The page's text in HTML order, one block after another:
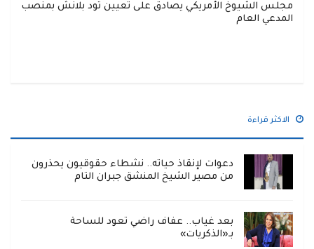
مجلس الشيوخ الأمريكي يصادق على تعيين تود بلانش بمنصب
المدعي العام
الاكثر قراءة
دعوات لإنقاذ حياته.. نشطاء حقوقيون يحذرون
من مصير الشيخ المنشق جبران التام
بعد غياب.. عفاف راضي تعود للساحة
بـ«الذكريات»